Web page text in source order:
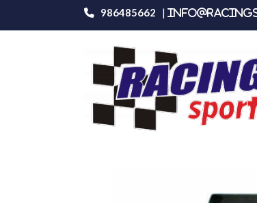
986485662 |
Productos Ferodo Racing